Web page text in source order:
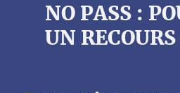
NO PASS :
UN